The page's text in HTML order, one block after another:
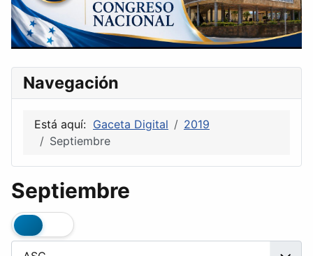
Navegación
Está aquí: Gaceta Digital
2019
Septiembre
Septiembre